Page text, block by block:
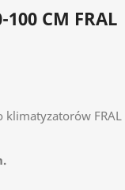
CM FRAL
klimatyzatorów FRAL